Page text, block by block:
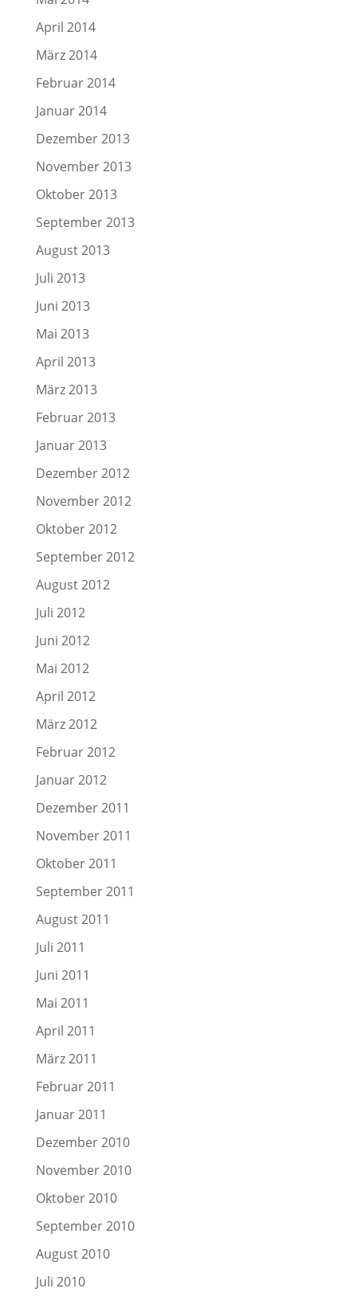
April 2014
März 2014
Februar 2014
Januar 2014
Dezember 2013
November 2013
Oktober 2013
September 2013
August 2013
Juli 2013
Juni 2013
Mai 2013
April 2013
März 2013
Februar 2013
Januar 2013
Dezember 2012
November 2012
Oktober 2012
September 2012
August 2012
Juli 2012
Juni 2012
Mai 2012
April 2012
März 2012
Februar 2012
Januar 2012
Dezember 2011
November 2011
Oktober 2011
September 2011
August 2011
Juli 2011
Juni 2011
Mai 2011
April 2011
März 2011
Februar 2011
Januar 2011
Dezember 2010
November 2010
Oktober 2010
September 2010
August 2010
Juli 2010